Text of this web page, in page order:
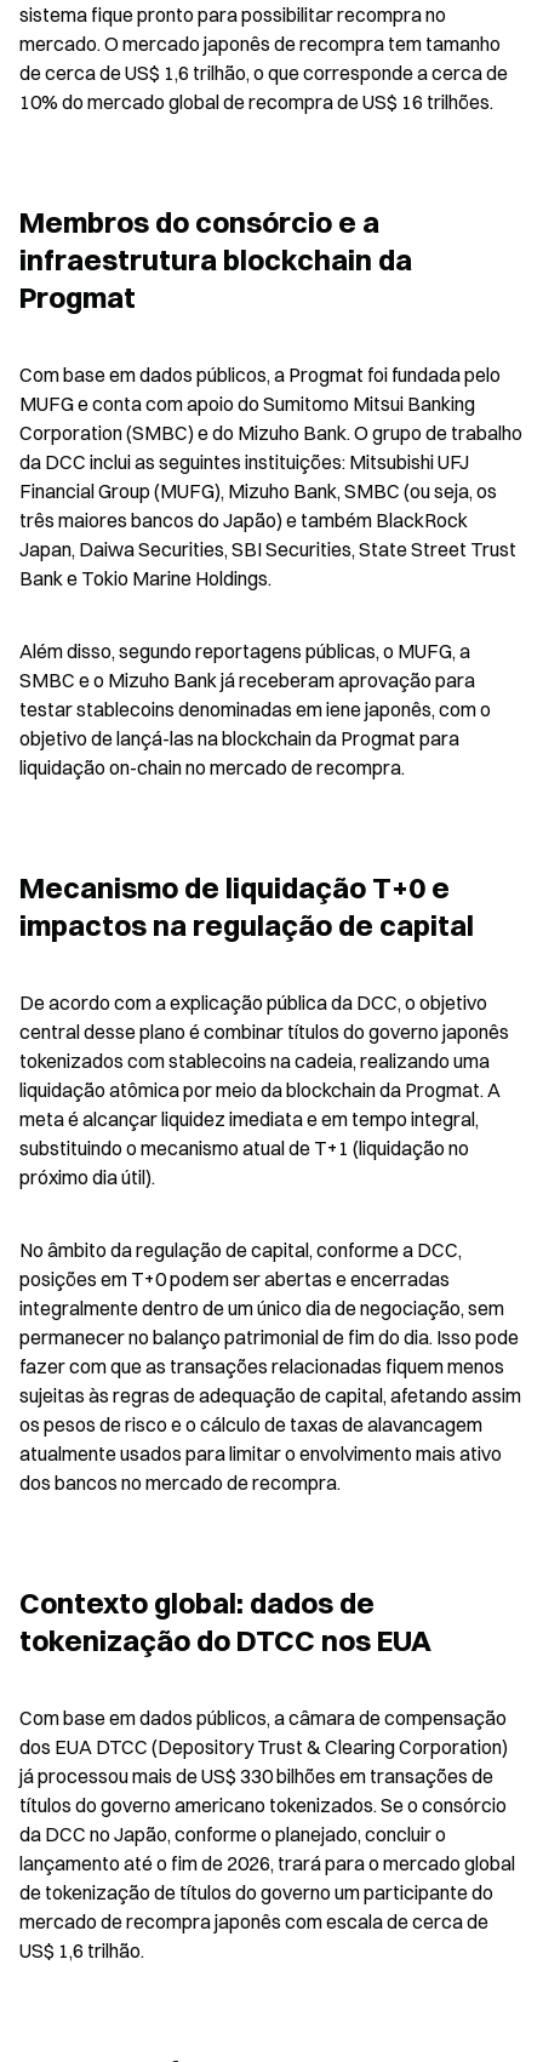
sistema fique pronto para possibilitar recompra no
mercado. O mercado japonês de recompra tem tamanho
de cerca de US$ 1,6 trilhão, o que corresponde a cerca de
10% do mercado global de recompra de US$ 16 trilhões.
Membros do consórcio e a
infraestrutura blockchain da
Progmat
Com base em dados públicos, a Progmat foi fundada pelo
MUFG e conta com apoio do Sumitomo Mitsui Banking
Corporation (SMBC) e do Mizuho Bank. O grupo de trabalho
da DCC inclui as seguintes instituições: Mitsubishi UFJ
Financial Group (MUFG), Mizuho Bank, SMBC (ou seja, os
três maiores bancos do Japão) e também BlackRock
Japan, Daiwa Securities, SBI Securities, State Street Trust
Bank e Tokio Marine Holdings.
Além disso, segundo reportagens públicas, o MUFG, a
SMBC e o Mizuho Bank já receberam aprovação para
testar stablecoins denominadas em iene japonês, com o
objetivo de lançá-las na blockchain da Progmat para
liquidação on-chain no mercado de recompra.
Mecanismo de liquidação T+0 e
impactos na regulação de capital
De acordo com a explicação pública da DCC, o objetivo
central desse plano é combinar títulos do governo japonês
tokenizados com stablecoins na cadeia, realizando uma
liquidação atômica por meio da blockchain da Progmat. A
meta é alcançar liquidez imediata e em tempo integral,
substituindo o mecanismo atual de T+1 (liquidação no
próximo dia útil).
No âmbito da regulação de capital, conforme a DCC,
posições em T+0 podem ser abertas e encerradas
integralmente dentro de um único dia de negociação, sem
permanecer no balanço patrimonial de fim do dia. Isso pode
fazer com que as transações relacionadas fiquem menos
sujeitas às regras de adequação de capital, afetando assim
os pesos de risco e o cálculo de taxas de alavancagem
atualmente usados para limitar o envolvimento mais ativo
dos bancos no mercado de recompra.
Contexto global: dados de
tokenização do DTCC nos EUA
Com base em dados públicos, a câmara de compensação
dos EUA DTCC (Depository Trust & Clearing Corporation)
já processou mais de US$ 330 bilhões em transações de
títulos do governo americano tokenizados. Se o consórcio
da DCC no Japão, conforme o planejado, concluir o
lançamento até o fim de 2026, trará para o mercado global
de tokenização de títulos do governo um participante do
mercado de recompra japonês com escala de cerca de
US$ 1,6 trilhão.